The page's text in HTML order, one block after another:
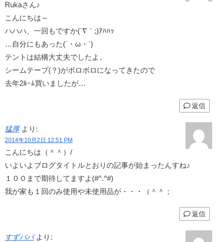
Rukaさん♪
こんにちは～
ハハハ、一回もですか(´∇｀;)ｱﾊﾊｯ
…自分にもあった(´・ω・`)
テントは結構大丈夫でしたよ。
シームテープ(？)がボロボロになってきたので
去年2ﾙｰﾑ買いましたが…
返信
猛厚 より:
2014年10月2日 12:51 PM
こんにちは（＾＾）/
いよいよブログタイトルとおりの記事が始まったんすね♪
１００まで期待してますよ(#^.^#)
我が家も１回のみ使用や未使用品が・・・（＾＾；
返信
すずパパ より: